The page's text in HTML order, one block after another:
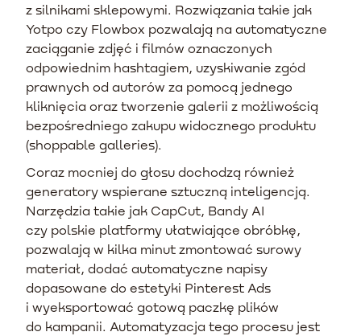
z silnikami sklepowymi. Rozwiązania takie jak
Yotpo czy Flowbox pozwalają na automatyczne
zaciąganie zdjęć i filmów oznaczonych
odpowiednim hashtagiem, uzyskiwanie zgód
prawnych od autorów za pomocą jednego
kliknięcia oraz tworzenie galerii z możliwością
bezpośredniego zakupu widocznego produktu
(shoppable galleries).
Coraz mocniej do głosu dochodzą również
generatory wspierane sztuczną inteligencją.
Narzędzia takie jak CapCut, Bandy AI
czy polskie platformy ułatwiające obróbkę,
pozwalają w kilka minut zmontować surowy
materiał, dodać automatyczne napisy
dopasowane do estetyki Pinterest Ads
i wyeksportować gotową paczkę plików
do kampanii. Automatyzacja tego procesu jest